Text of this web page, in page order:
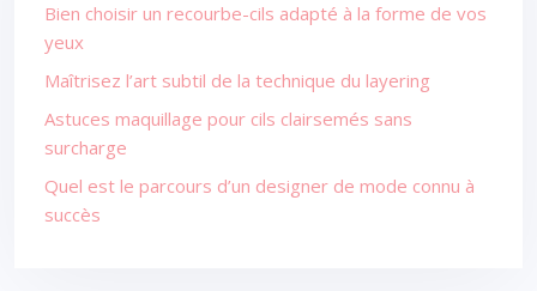
Bien choisir un recourbe-cils adapté à la forme de vos
yeux
Maîtrisez l’art subtil de la technique du layering
Astuces maquillage pour cils clairsemés sans
surcharge
Quel est le parcours d’un designer de mode connu à
succès